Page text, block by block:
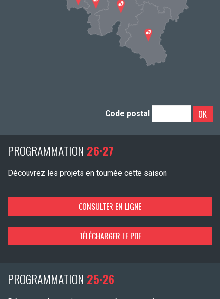
Code postal OK
PROGRAMMATION 26·27
Découvrez les projets en tournée cette saison
CONSULTER EN LIGNE
TÉLÉCHARGER LE PDF
PROGRAMMATION 25·26